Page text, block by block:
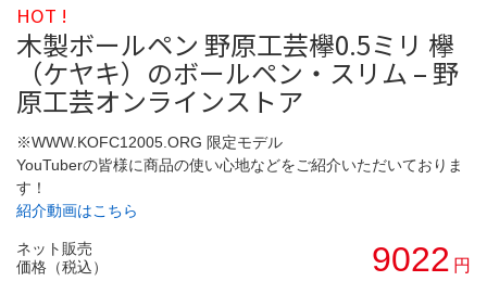
HOT !
木製ボールペン 野原工芸欅0.5ミリ 欅
（ケヤキ）のボールペン・スリム – 野
原工芸オンラインストア
※WWW.KOFC12005.ORG 限定モデル
YouTuberの皆様に商品の使い心地などをご紹介いただいておりま
す！
紹介動画はこちら
ネット販売
価格（税込）
9022 円